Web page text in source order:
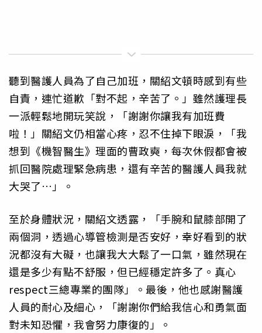
聽到醫護人員為了自己加班，關紹文頓時感到有些
自責，連忙道歉「對不起，辛苦了。」雖然護理長
一派輕鬆地開玩笑說，「謝謝你讓我有加班費
啦！」關紹文仍相當心疼，忍不住掉下眼淚，「我
想到《機智醫生》理面的曹政奭，每次休假都會被
抓回醫院處理緊急病患，還有辛苦的醫護人員我就
大哭了…」。
至於身體狀況，關紹文透露，「手腕和鼠膝部開了
兩個洞，透過心導管檢測是否安好，幸好看到的狀
況都沒有大礙，也讓我大大鬆了一口氣，雖然現在
還是多少有點不舒服，但已經穩定許多了。真心
respect三總專業的團隊」。最後，他也感謝醫護
人員的耐心及細心，「謝謝你們給我信心和勇氣面
對未知恐懼，我會努力康復的」。